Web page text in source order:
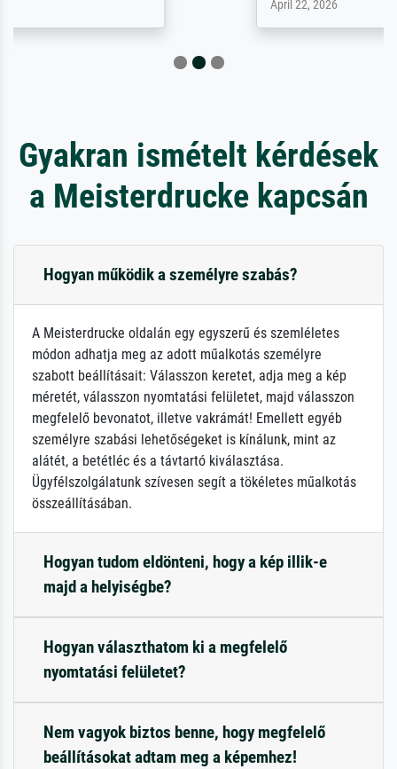
Gyakran ismételt kérdések
a Meisterdrucke kapcsán
Hogyan működik a személyre szabás?
A Meisterdrucke oldalán egy egyszerű és szemléletes
módon adhatja meg az adott műalkotás személyre
szabott beállításait: Válasszon keretet, adja meg a kép
méretét, válasszon nyomtatási felületet, majd válasszon
megfelelő bevonatot, illetve vakrámát! Emellett egyéb
személyre szabási lehetőségeket is kínálunk, mint az
alátét, a betétléc és a távtartó kiválasztása.
Ügyfélszolgálatunk szívesen segít a tökéletes műalkotás
összeállításában.
Hogyan tudom eldönteni, hogy a kép illik-e
majd a helyiségbe?
Hogyan választhatom ki a megfelelő
nyomtatási felületet?
Nem vagyok biztos benne, hogy megfelelő
beállításokat adtam meg a képemhez!